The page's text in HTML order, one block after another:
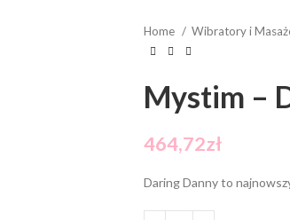
Home
Wibratory i
Mystim –
464,72zł
Daring Danny to